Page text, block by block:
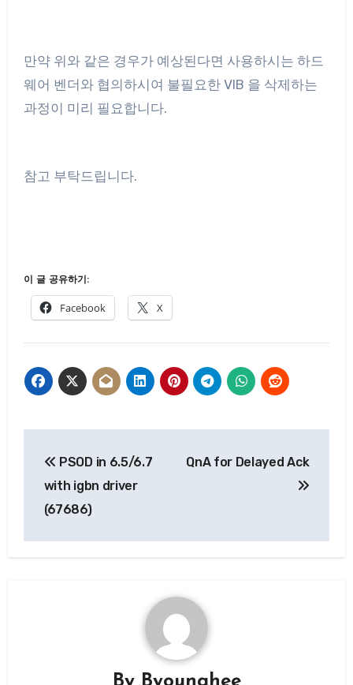
만약 위와 같은 경우가 예상된다면 사용하시는 하드
웨어 벤더와 협의하시여 불필요한 VIB 을 삭제하는
과정이 미리 필요합니다.
참고 부탁드립니다.
이 글 공유하기:
Facebook X
탐
색
PSOD in 6.5/6.7
with igbn driver
(67686)
QnA for Delayed Ack